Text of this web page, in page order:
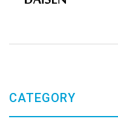
CATEGORY